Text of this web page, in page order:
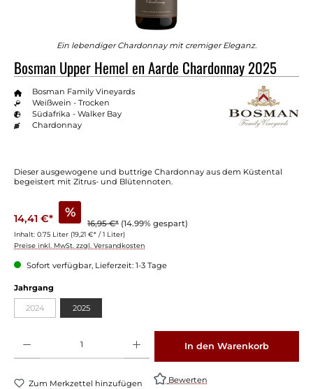
Ein lebendiger Chardonnay mit cremiger Eleganz.
Bosman Upper Hemel en Aarde Chardonnay 2025
Bosman Family Vineyards
Weißwein - Trocken
Südafrika - Walker Bay
Chardonnay
Dieser ausgewogene und buttrige Chardonnay aus dem Küstental
begeistert mit Zitrus- und Blütennoten.
14,41 €* %
16,95 €* (14.99% gespart)
Inhalt: 0.75 Liter (19,21 €* / 1 Liter)
Preise inkl. MwSt. zzgl. Versandkosten
Sofort verfügbar, Lieferzeit: 1-3 Tage
Jahrgang
2024 2025
In den Warenkorb
Zum Merkzettel hinzufügen Bewerten